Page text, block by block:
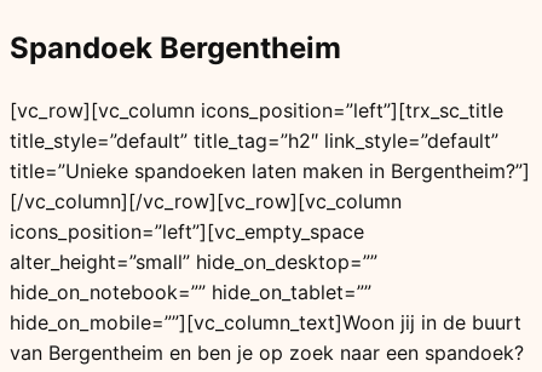
Spandoek Bergentheim
[vc_row][vc_column icons_position=”left”][trx_sc_title
title_style=”default” title_tag=”h2″ link_style=”default”
title=”Unieke spandoeken laten maken in Bergentheim?”]
[/vc_column][/vc_row][vc_row][vc_column
icons_position=”left”][vc_empty_space
alter_height=”small” hide_on_desktop=””
hide_on_notebook=”” hide_on_tablet=””
hide_on_mobile=””][vc_column_text]Woon jij in de buurt
van Bergentheim en ben je op zoek naar een spandoek?